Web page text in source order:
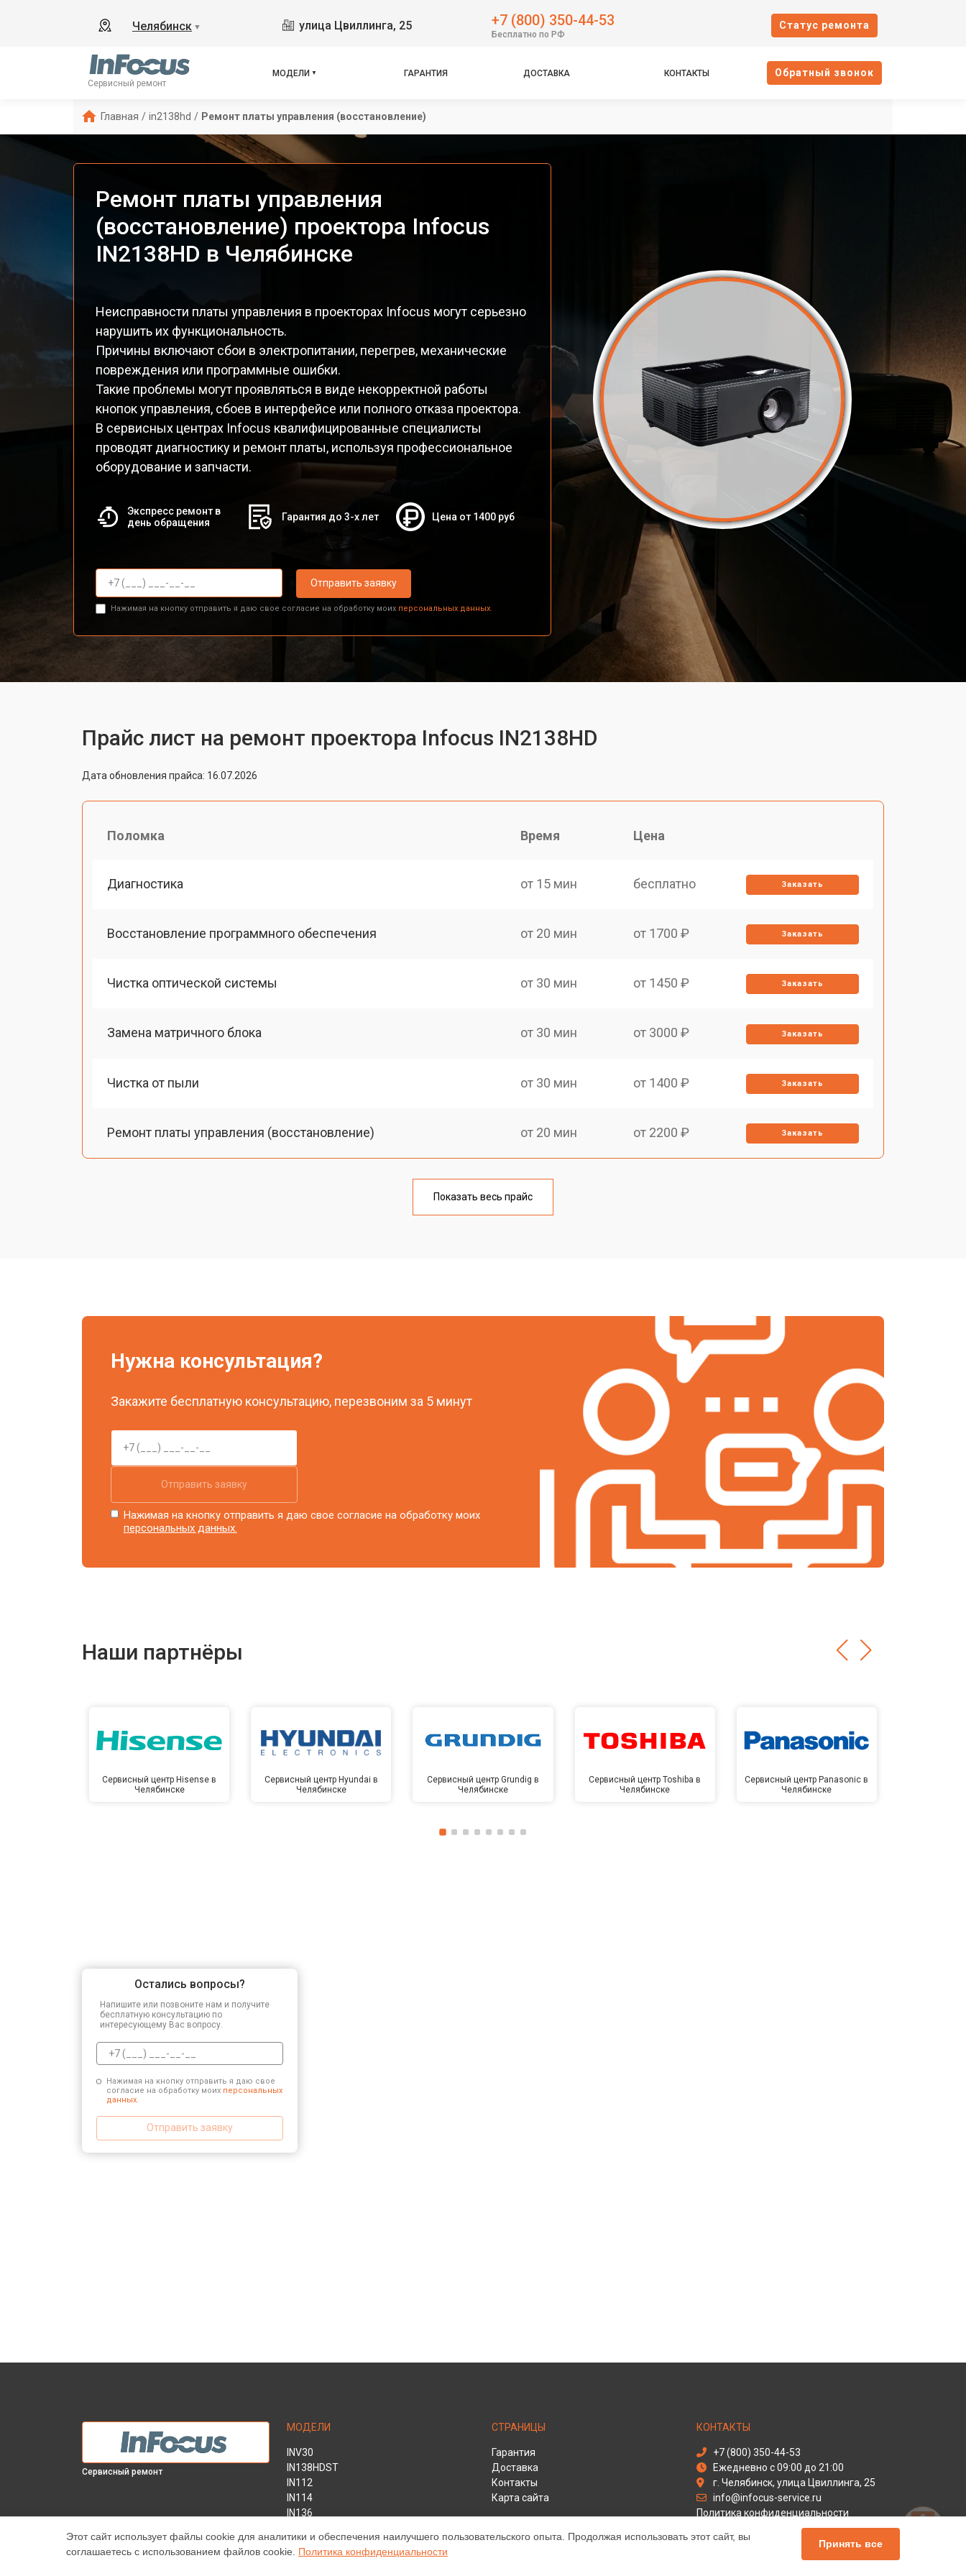
Челябинск ▼ улица Цвиллинга, 25 +7 (800) 350-44-53
Бесплатно по РФ
Cтатус ремонта
Сервисный ремонт
МОДЕЛИ ГАРАНТИЯ ДОСТАВКА КОНТАКТЫ Oбратный звонок
Главная / in2138hd / Ремонт платы управления (восстановление)
Ремонт платы управления
(восстановление) проектора Infocus
IN2138HD в Челябинске
Неисправности платы управления в проекторах Infocus могут серьезно
нарушить их функциональность.
Причины включают сбои в электропитании, перегрев, механические
повреждения или программные ошибки.
Такие проблемы могут проявляться в виде некорректной работы
кнопок управления, сбоев в интерфейсе или полного отказа проектора.
В сервисных центрах Infocus квалифицированные специалисты
проводят диагностику и ремонт платы, используя профессиональное
оборудование и запчасти.
Экспресс ремонт в
день обращения
Гарантия до 3-х лет Цена от 1400 руб
Отправить заявку
Нажимая на кнопку отправить я даю свое согласие на обработку моих персональных данных.
Прайс лист на ремонт проектора Infocus IN2138HD
Дата обновления прайса: 16.07.2026
Поломка Время Цена
Диагностика от 15 мин бесплатно Заказать
Восстановление программного обеспечения от 20 мин от 1700 ₽ Заказать
Чистка оптической системы от 30 мин от 1450 ₽ Заказать
Замена матричного блока от 30 мин от 3000 ₽ Заказать
Чистка от пыли от 30 мин от 1400 ₽ Заказать
Ремонт платы управления (восстановление) от 20 мин от 2200 ₽ Заказать
от 30 мин
от 2000 ₽
от 2000 ₽ Заказать
Замена блока розжига от 1900 ₽ Заказать
Показать весь прайс
Нужна консультация?
Закажите бесплатную консультацию, перезвоним за 5 минут
Отправить заявку
Нажимая на кнопку отправить я даю свое согласие на обработку моих
персональных данных.
Наши партнёры
Сервисный центр Hisense в
Челябинске
Сервисный центр Hyundai в
Челябинске
Сервисный центр Grundig в
Челябинске
Сервисный центр Toshiba в
Челябинске
Сервисный центр Panasonic в
Челябинске
Остались вопросы?
Напишите или позвоните нам и получите
бесплатную консультацию по
интересующему Вас вопросу.
Нажимая на кнопку отправить я даю свое
согласие на обработку моих персональных
данных.
Отправить заявку
Сервисный ремонт
МОДЕЛИ
INV30
IN138HDST
IN112
IN114
IN136
IN1046
INL146
СТРАНИЦЫ
Гарантия
Доставка
Контакты
Карта сайта
КОНТАКТЫ
+7 (800) 350-44-53
Ежедневно с 09:00 до 21:00
г. Челябинск, улица Цвиллинга, 25
info@infocus-service.ru
Политика конфиденциальности
Способы оплаты
Этот сайт использует файлы cookie для аналитики и обеспечения наилучшего пользовательского опыта. Продолжая использовать этот сайт, вы
соглашаетесь с использованием файлов cookie. Политика конфиденциальности
Принять все